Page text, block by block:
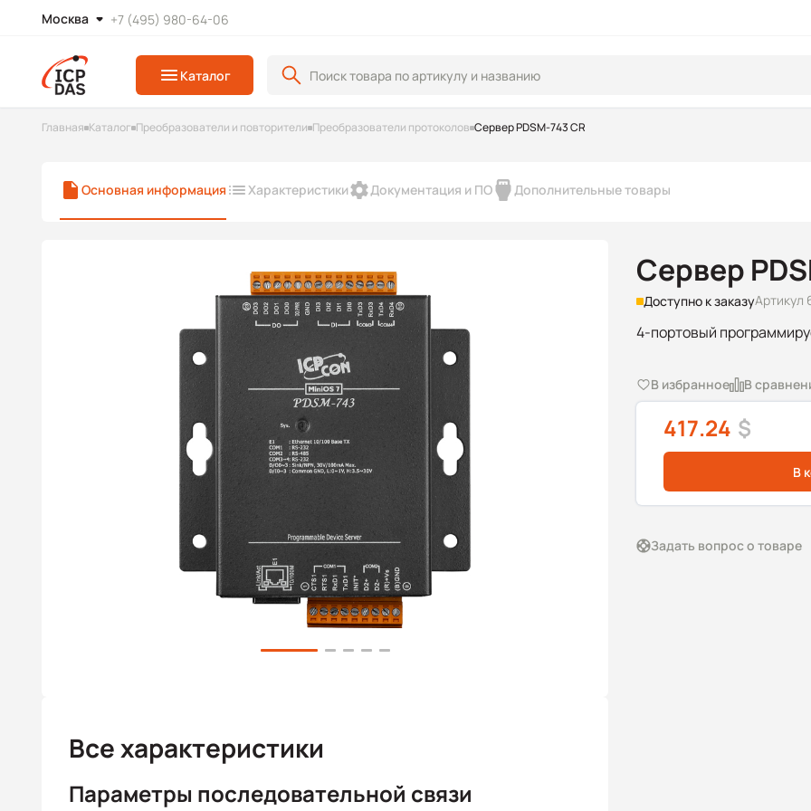
Москва +7 (495) 980-64-06
Каталог
Главная Каталог Преобразователи и повторители Преобразователи протоколов Сервер PDSM-743 CR
Основная информация Характеристики Документация и ПО Дополнительные товары
Сервер
Доступно к заказуАртикул
4-портовый
В избранное В
417.24 $
В
Задать вопрос о товаре
Все характеристики
Параметры последовательной связи